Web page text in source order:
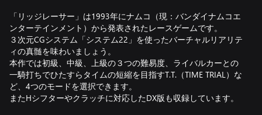
「リッジレーサー」は1993年にナムコ（現：バンダイナムコエ
ンターテインメント）から発表されたレースゲームです。
３次元CGシステム「システム22」を使ったバーチャルリアリテ
ィの真髄を味わいましょう。
本作では初級、中級、上級の３つの難易度、ライバルカーとの
一騎打ちでひたすらタイムの短縮を目指すT.T.（TIME TRIAL）な
ど、4つのモードを選択できます。
またHシフターやクラッチに対応したDX版も収録しています。